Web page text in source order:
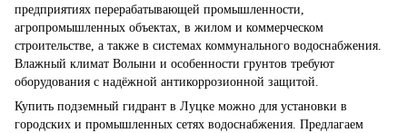
предприятиях перерабатывающей промышленности,
агропромышленных объектах, в жилом и коммерческом
строительстве, а также в системах коммунального водоснабжения.
Влажный климат Волыни и особенности грунтов требуют
оборудования с надёжной антикоррозионной защитой.
Купить подземный гидрант в Луцке можно для установки в
городских и промышленных сетях водоснабжения. Предлагаем